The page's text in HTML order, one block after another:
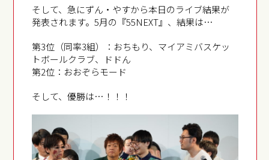
そして、急にずん・やすから本日のライブ結果が
発表されます。5月の『55NEXT』、結果は…
第3位（同率3組）：おちもり、マイアミバスケッ
トボールクラブ、ドドん
第2位：おおぞらモード
そして、優勝は…！！！